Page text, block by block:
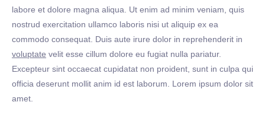
labore et dolore magna aliqua. Ut enim ad minim veniam, quis
nostrud exercitation ullamco laboris nisi ut aliquip ex ea
commodo consequat. Duis aute irure dolor in reprehenderit in
voluptate velit esse cillum dolore eu fugiat nulla pariatur.
Excepteur sint occaecat cupidatat non proident, sunt in culpa qui
officia deserunt mollit anim id est laborum. Lorem ipsum dolor sit
amet.